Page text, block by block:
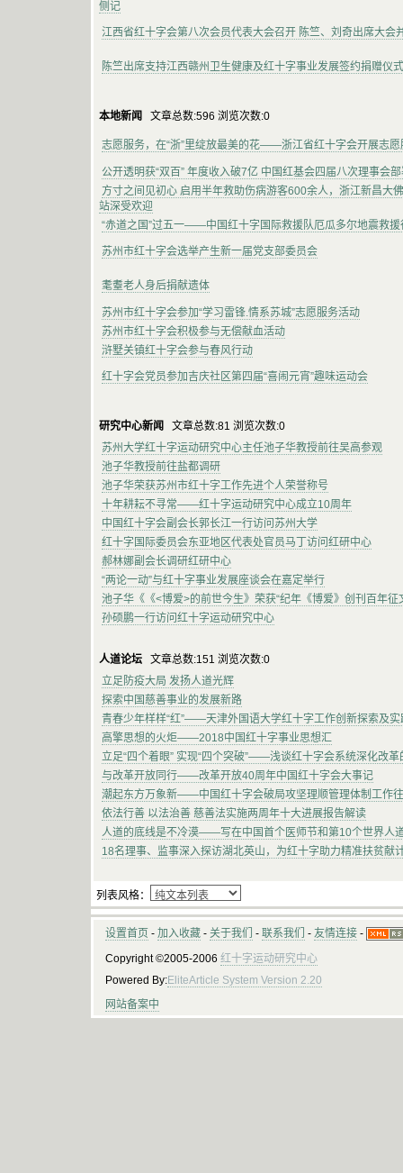
侧记
江西省红十字会第八次会员代表大会召开 陈竺、刘奇出席大会
陈竺出席支持江西赣州卫生健康及红十字事业发展签约捐赠仪式
本地新闻 文章总数:596 浏览次数:0
志愿服务，在“浙”里绽放最美的花——浙江省红十字会开展志愿
公开透明获“双百” 年度收入破7亿 中国红基会四届八次理事会
方寸之间见初心 启用半年救助伤病游客600余人，浙江新昌大
站深受欢迎
“赤道之国”过五一——中国红十字国际救援队厄瓜多尔地震救援
苏州市红十字会选举产生新一届党支部委员会
耄耋老人身后捐献遗体
苏州市红十字会参加“学习雷锋.情系苏城”志愿服务活动
苏州市红十字会积极参与无偿献血活动
浒墅关镇红十字会参与春风行动
红十字会党员参加吉庆社区第四届“喜闹元宵”趣味运动会
研究中心新闻
文章总数:81 浏览次数:0
苏州大学红十字运动研究中心主任池子华教授前往吴高参观
池子华教授前往盐都调研
池子华荣获苏州市红十字工作先进个人荣誉称号
十年耕耘不寻常——红十字运动研究中心成立10周年
中国红十字会副会长郭长江一行访问苏州大学
红十字国际委员会东亚地区代表处官员马丁访问红研中心
郝林娜副会长调研红研中心
“两论一动”与红十字事业发展座谈会在嘉定举行
池子华《《<博爱>的前世今生》荣获“纪年《博爱》创刊百年征
孙硕鹏一行访问红十字运动研究中心
人道论坛 文章总数:151 浏览次数:0
立足防疫大局 发扬人道光辉
探索中国慈善事业的发展新路
青春少年样样“红”——天津外国语大学红十字工作创新探索及实
高擎思想的火炬——2018中国红十字事业思想汇
立足“四个着眼” 实现“四个突破”——浅谈红十字会系统深化改
与改革开放同行——改革开放40周年中国红十字会大事记
潮起东方万象新——中国红十字会破局攻坚理顺管理体制工作
依法行善 以法治善 慈善法实施两周年十大进展报告解读
人道的底线是不冷漠——写在中国首个医师节和第10个世界人
18名理事、监事深入探访湖北英山，为红十字助力精准扶贫献
列表风格：
设置首页 - 加入收藏 - 关于我们 - 联系我们 - 友情连接 -
Copyright ©2005-2006 红十字运动研究中心
Powered By:EliteArticle System Version 2.20
网站备案中